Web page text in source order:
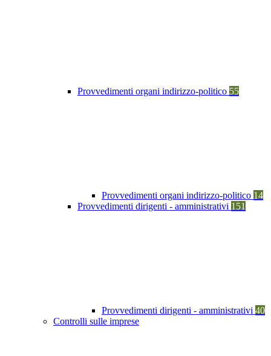
Provvedimenti organi indirizzo-politico 55
Provvedimenti organi indirizzo-politico 14
Provvedimenti dirigenti - amministrativi 151
Provvedimenti dirigenti - amministrativi 40
Controlli sulle imprese